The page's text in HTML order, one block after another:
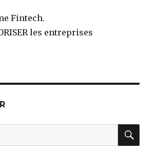
Fintech.
les entreprises